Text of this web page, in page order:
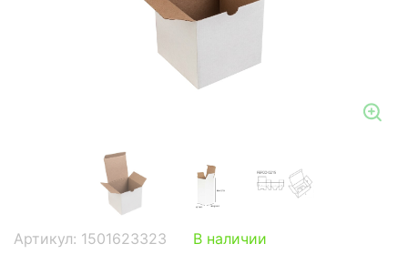
Артикул: 1501623323 В наличии